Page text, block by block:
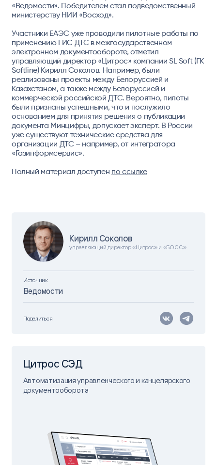
Кирилл Соколов
управляющий директор «Цитрос» и «БОСС»
Источник
Ведомости
Поделиться
«Ведомости». Победителем стал подведомственный
министерству НИИ «Восход».
Участники ЕАЭС уже проводили пилотные работы по
применению ГИС ДТС в межгосударственном
электронном документообороте, отметил
управляющий директор «Цитрос» компании SL Soft (ГК
Softline) Кирилл Соколов. Например, были
реализованы проекты между Белоруссией и
Казахстаном, а также между Белоруссией и
коммерческой российской ДТС. Вероятно, пилоты
были признаны успешными, что и послужило
основанием для принятия решения о публикации
документа Минцифры, допускает эксперт. В России
уже существуют технические средства для
организации ДТС – например, от интегратора
«Газинформсервис».
Полный материал доступен по ссылке
Цитрос СЭД
Автоматизация управленческого и канцелярского
документооборота